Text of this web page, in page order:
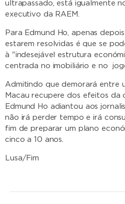
ultrapassado, está igualmente
executivo da RAEM.
Para Edmund Ho, apenas
estarem resolvidas é que se
à "indesejável estrutura
centrada no imobiliário e no
Admitindo que demorará entre
Macau recupere dos efeitos da
Edmund Ho adiantou aos
não irá perder tempo e irá
fim de preparar um plano
cinco a 10 anos.
Lusa/Fim